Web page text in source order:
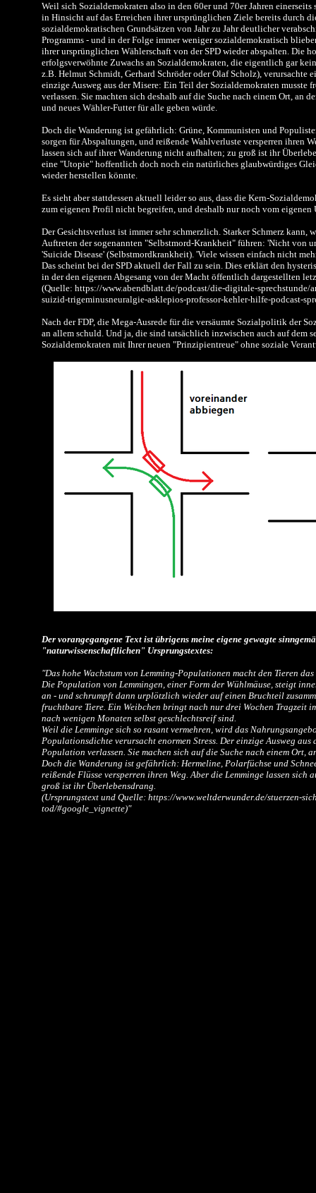
Weil sich Sozialdemokraten also in den 60er und 70er Jahren einerseits
in Hinsicht auf das Erreichen ihrer ursprünglichen Ziele bereits durch
sozialdemokratischen Grundsätzen von Jahr zu Jahr deutlicher
Programms - und in der Folge immer weniger sozialdemokratisch
ihrer ursprünglichen Wählerschaft von der SPD wieder abspalten. Die
erfolgsverwöhnte Zuwachs an Sozialdemokraten, die eigentlich gar
z.B. Helmut Schmidt, Gerhard Schröder oder Olaf Scholz), verursachte
einzige Ausweg aus der Misere: Ein Teil der Sozialdemokraten
verlassen. Sie machten sich deshalb auf die Suche nach einem Ort, an
und neues Wähler-Futter für alle geben würde.
Doch die Wanderung ist gefährlich: Grüne, Kommunisten und
sorgen für Abspaltungen, und reißende Wahlverluste versperren ihren
lassen sich auf ihrer Wanderung nicht aufhalten; zu groß ist ihr
eine "Utopie" hoffentlich doch noch ein natürliches glaubwürdiges
wieder herstellen könnte.
Es sieht aber stattdessen aktuell leider so aus, dass die Kern-
zum eigenen Profil nicht begreifen, und deshalb nur noch vom eigenen
Der Gesichtsverlust ist immer sehr schmerzlich. Starker Schmerz kann,
Auftreten der sogenannten "Selbstmord-Krankheit" führen: 'Nicht von
'Suicide Disease' (Selbstmordkrankheit). 'Viele wissen einfach nicht
Das scheint bei der SPD aktuell der Fall zu sein. Dies erklärt den
in der den eigenen Abgesang von der Macht öffentlich dargestellten
(Quelle: https://www.abendblatt.de/podcast/die-digitale-
suizid-trigeminusneuralgie-asklepios-professor-kehler-hilfe-podcast-
Nach der FDP, die Mega-Ausrede für die versäumte Sozialpolitik der
an allem schuld. Und ja, die sind tatsächlich inzwischen auch auf dem
Sozialdemokraten mit Ihrer neuen "Prinzipientreue" ohne soziale
Der vorangegangene Text ist übrigens meine eigene gewagte
"naturwissenschaftlichen" Ursprungstextes:
"Das hohe Wachstum von Lemming-Populationen macht den Tieren
Die Population von Lemmingen, einer Form der Wühlmäuse, steigt
an - und schrumpft dann urplötzlich wieder auf einen Bruchteil
fruchtbare Tiere. Ein Weibchen bringt nach nur drei Wochen Tragzeit
nach wenigen Monaten selbst geschlechtsreif sind.
Weil die Lemminge sich so rasant vermehren, wird das
Populationsdichte verursacht enormen Stress. Der einzige Ausweg aus
Population verlassen. Sie machen sich auf die Suche nach einem Ort,
Doch die Wanderung ist gefährlich: Hermeline, Polarfüchse und
reißende Flüsse versperren ihren Weg. Aber die Lemminge lassen
groß ist ihr Überlebensdrang.
(Ursprungstext und Quelle: https://www.weltderwunder.de/stuerzen-
tod/#google_vignette)"